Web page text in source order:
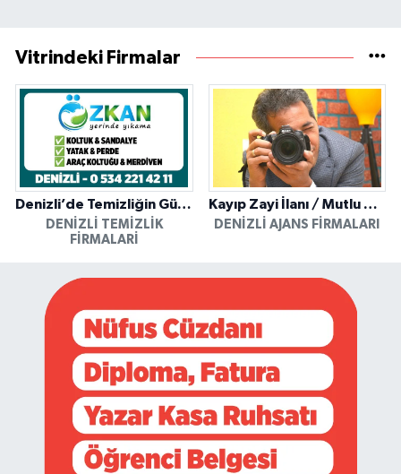
Vitrindeki Firmalar
Denizli’de Temizliğin Güvenilir Adresi: Özkan Yerinde Yıkama
DENIZLI TEMIZLIK
FIRMALARI
Kayıp Zayi İlanı / Mutlu Ajans / Denizli
DENIZLI AJANS FIRMALARI